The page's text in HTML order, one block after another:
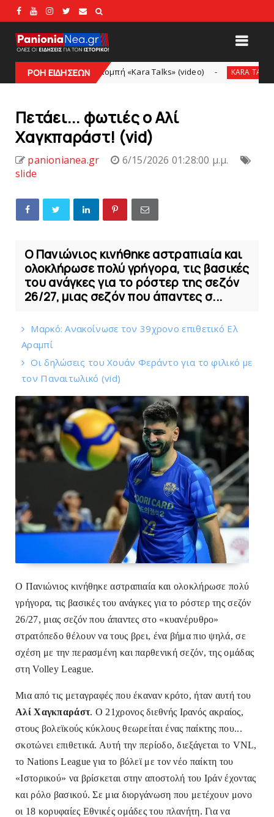
ΡΟΗ ΕΙΔΗΣΕΩΝ
την εκπομπή «Kara Talks» (video) KARA TALKS «Kara
Πετάει... φωτιές ο Αλί
Χαγκπαράστ! (vid)
panionianea.gr
6/15/2026 01:28:00 μ.μ.
slide
O Πανιώνιος κινήθηκε αστραπιαία και
ολοκλήρωσε πολύ γρήγορα, τις βασικές
του ανάγκες για το ρόστερ της σεζόν
26/27, μιας σεζόν που άπαντες σ...
Mαρκό: Ανακοίνωσε τον 39χρονο επιθετικό Ελ
Αραμπί
Οι δηλώσεις του Χουάν Φεράντο για το φιλικό με
τoν Παναιτωλικό (vid)
O Πανιώνιος κινήθηκε αστραπιαία και ολοκλήρωσε πολύ
γρήγορα, τις βασικές του ανάγκες για το ρόστερ της σεζόν
26/27, μιας σεζόν που άπαντες στο «κυανέρυθρο»
στρατόπεδο θέλουν να τους βρει, ένα βήμα πιο ψηλά, σε
σχέση με την περασμένη και παρθενική σεζόν, της ομάδας
στη Volley League.
Μια από τις μεταγραφές που έκαναν κρότο, ήταν αυτή του
Αλί Χαγκπαράστ. Ο 21χρονος διεθνής Ιρανός ακραίος,
στους βολεϊκούς κύκλους θεωρείται ένας παίκτης που...
σκοτώνει επιθετικά. Αυτή την περίοδο, διεξάγεται το VNL,
το Nations League για το βόλεϊ με τον νέο παίκτη του
«Ιστορικού» να βρίσκεται στην αποστολή του Ιράν έχοντας
και ρόλο βασικού. Σε μια διοργάνωση που μετέχουν μονο
οι 18 κορυφαίες Εθνικές ομάδες του πλανήτη. Για να